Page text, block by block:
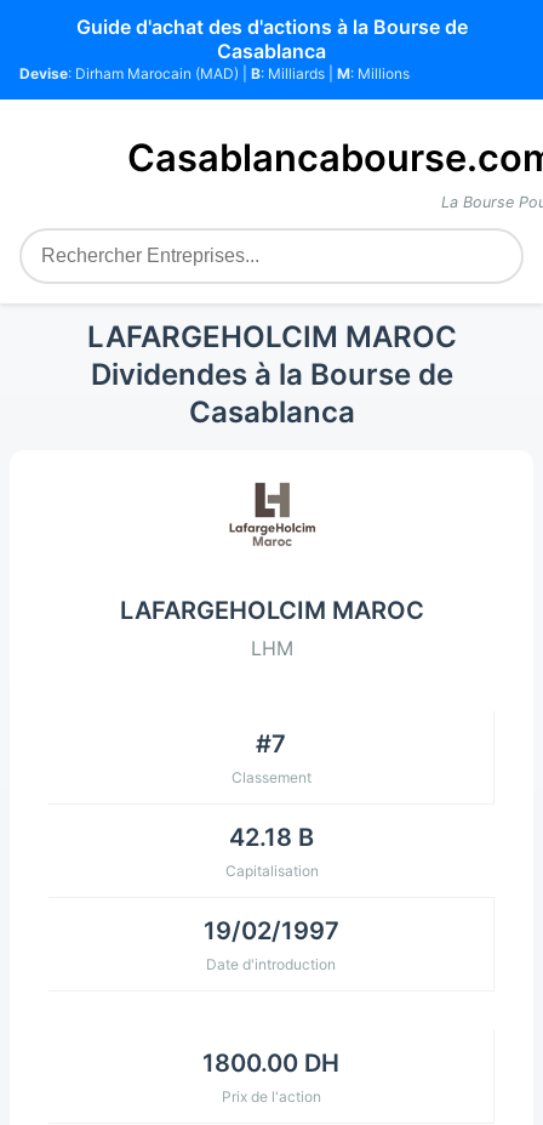
Guide d'achat des d'actions à la Bourse de
Casablanca
Devise: Dirham Marocain (MAD) | B: Milliards | M: Millions
La Bourse
LAFARGEHOLCIM MAROC
Dividendes à la Bourse de
Casablanca
LAFARGEHOLCIM MAROC
LHM
#7
Classement
42.18 B
Capitalisation
19/02/1997
Date d'introduction
1800.00 DH
Prix de l'action